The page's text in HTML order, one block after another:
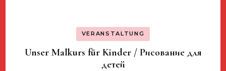
VERANSTALTUNG
Unser Malkurs für Kinder / Рисование для
детей